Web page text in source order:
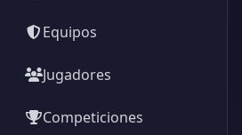
Equipos
Jugadores
Competiciones